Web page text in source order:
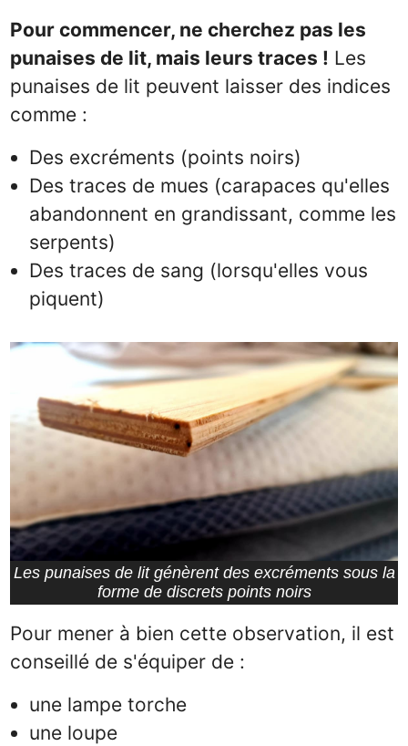
Pour commencer, ne cherchez pas les
punaises de lit, mais leurs traces ! Les
punaises de lit peuvent laisser des indices
comme :
Des excréments (points noirs)
Des traces de mues (carapaces qu'elles
abandonnent en grandissant, comme les
serpents)
Des traces de sang (lorsqu'elles vous
piquent)
Les punaises de lit génèrent des excréments sous la
forme de discrets points noirs
Pour mener à bien cette observation, il est
conseillé de s'équiper de :
une lampe torche
une loupe